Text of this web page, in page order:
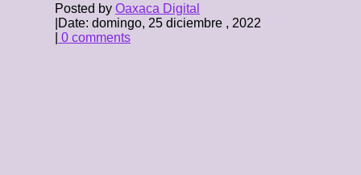
Posted by Oaxaca Digital
Date: domingo, 25 diciembre , 2022
0 comments